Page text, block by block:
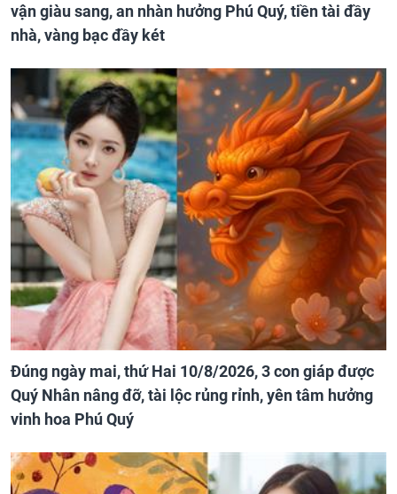
vận giàu sang, an nhàn hưởng Phú Quý, tiền tài đầy
nhà, vàng bạc đầy két
Đúng ngày mai, thứ Hai 10/8/2026, 3 con giáp được
Quý Nhân nâng đỡ, tài lộc rủng rỉnh, yên tâm hưởng
vinh hoa Phú Quý